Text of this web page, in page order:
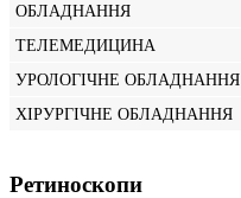
ОБЛАДНАННЯ
ТЕЛЕМЕДИЦИНА
УРОЛОГІЧНЕ ОБЛАДНАННЯ
ХІРУРГІЧНЕ ОБЛАДНАННЯ
Ретиноскопи